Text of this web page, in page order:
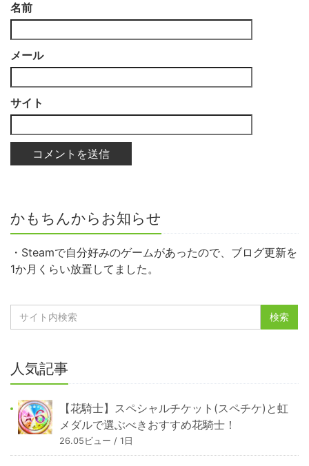
名前
メール
サイト
かもちんからお知らせ
・Steamで自分好みのゲームがあったので、ブログ更新を
1か月くらい放置してました。
人気記事
【花騎士】スペシャルチケット(スペチケ)と虹
メダルで選ぶべきおすすめ花騎士！
26.05ビュー / 1日